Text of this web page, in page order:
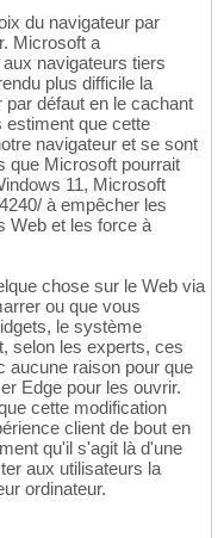
du navigateur par
Microsoft a
navigateurs tiers
plus difficile la
défaut en le cachant
estiment que cette
navigateur et se sont
que Microsoft pourrait
11, Microsoft
à empêcher les
Web et les force à
chose sur le Web via
ou que vous
le système
selon les experts, ces
aucune raison pour que
Edge pour les ouvrir.
cette modification
client de bout en
qu'il s'agit là d'une
aux utilisateurs la
ordinateur.